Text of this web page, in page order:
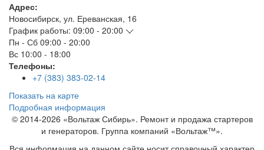
Адрес:
Новосибирск, ул. Ереванская, 16
График работы: 09:00 - 20:00
Пн - Сб 09:00 - 20:00
Вс 10:00 - 18:00
Телефоны:
+7 (383) 383-02-14
Показать на карте
Подробная информация
© 2014-2026 «Вольтаж Сибирь». Ремонт и продажа стартеров
и генераторов. Группа компаний «Вольтаж™».